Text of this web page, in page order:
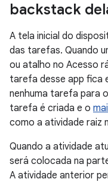
backstack
A tela inicial do
das tarefas. Quando
ou atalho no Acesso
tarefa desse app fica
nenhuma tarefa para
tarefa é criada e o
como a atividade raiz
Quando a atividade
será colocada na
A atividade anterior